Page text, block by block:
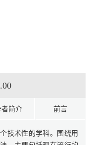
者简介 前言
技术性的学科。围绕用